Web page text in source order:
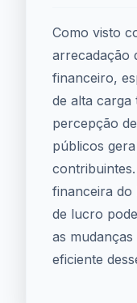
Como visto
arrecadação
financeiro,
de alta carga
percepção
públicos
financeira do
de lucro
as
eficiente